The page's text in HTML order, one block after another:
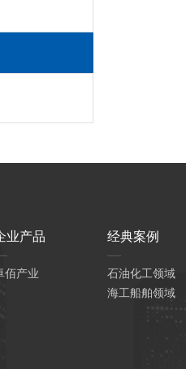
业产品
佰产业
经典案例
石油化工领域
海工船舶领域